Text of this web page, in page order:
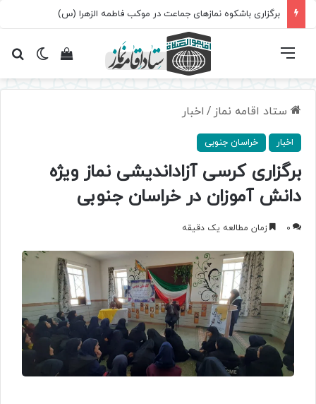
برگزاری باشکوه نمازهای جماعت در موکب فاطمه الزهرا (س)
تغییرمشاهده فهرست
ستاد اقامه نماز / اخبار
اخبار خراسان جنوبی
برگزاری کرسی آزاداندیشی نماز ویژه
دانش آموزان در خراسان جنوبی
0 زمان مطالعه یک دقیقه